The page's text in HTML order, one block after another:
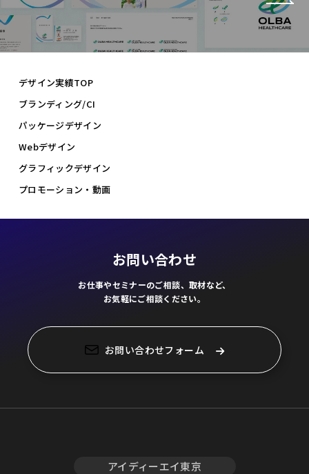
デザイン実績TOP
ブランディング/CI
パッケージデザイン
Webデザイン
グラフィックデザイン
プロモーション・動画
お問い合わせ
お仕事やセミナーのご相談、取材など、
お気軽にご相談ください。
お問い合わせフォーム
アイディーエイ東京